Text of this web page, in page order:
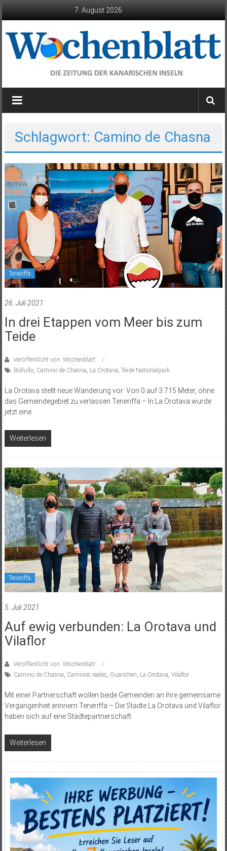
7. August 2026
Wochenblatt
die
Kanarischen
Inseln
Schlagwort: Camino de Chasna
Teneriffa
26. Juli 2021
In drei Etappen vom Meer bis zum
Teide
Veröffentlicht von: Wochenblatt
Bollullo, Camino de Chasna La Orotava Teide Nationalpark
La Orotava stellt neue Wanderung vor: Von 0 auf 3.715 Meter, ohne
das Gemeindegebiet zu verlassen Teneriffa – In La Orotava wurde
jetzt eine
Weiterlesen
Teneriffa
5. Juli 2021
Auf ewig verbunden: La Orotava und
Vilaflor
Veröffentlicht von: Wochenblatt
Camino de Chasna Caminos reales Guanchen La Orotava Vilaflor
Mit einer Partnerschaft wollen beide Gemeinden an ihre gemeinsame
Vergangenheit erinnern Teneriffa – Die Städte La Orotava und Vilaflor
haben sich auf eine Städtepartnerschaft
Weiterlesen